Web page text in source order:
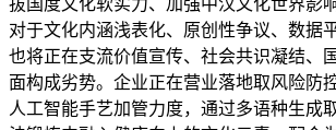
拔国度文化软实力、加强中汉文化世界影
对于文化内涵浅表化、原创性争议、数据
也将正在支流价值宣传、社会共识凝结、
面构成劣势。企业正在营业落地取风险防
人工智能手艺加管力度，通过多语种生成